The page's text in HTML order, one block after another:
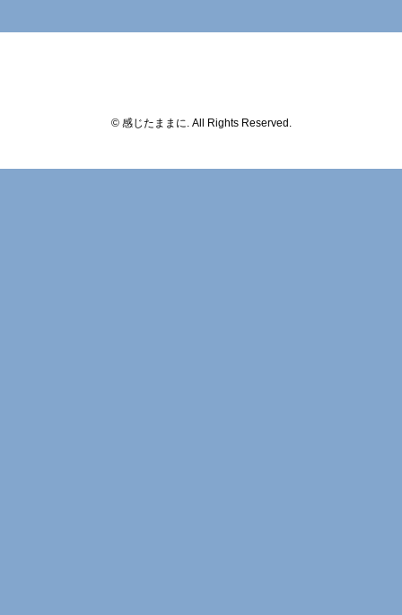
© 感じたままに. All Rights Reserved.